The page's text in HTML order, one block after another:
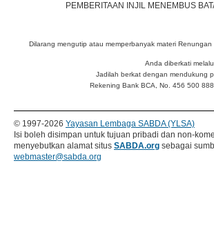
PEMBERITAAN INJIL MENEMBUS
Dilarang mengutip atau memperbanyak materi Renungan
Anda diberkati
Jadilah berkat dengan mendukung
Rekening Bank BCA, No. 456 500
© 1997-2026 Yayasan Lembaga SABDA (YLSA)
Isi boleh disimpan untuk tujuan pribadi dan non-
menyebutkan alamat situs SABDA.org sebagai
webmaster@sabda.org